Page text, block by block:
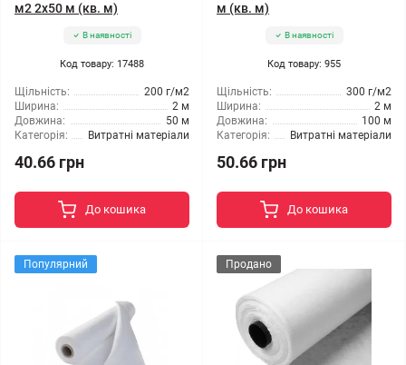
м2 2x50 м (кв. м)
В наявності
Код товару: 17488
Щільність:
200 г/м2
Ширина:
2 м
Довжина:
50 м
Категорія:
Витратні матеріали
40.66 грн
До кошика
м (кв. м)
В наявності
Код товару: 955
Щільність:
300 г/м2
Ширина:
2 м
Довжина:
100 м
Категорія:
Витратні матеріали
50.66 грн
До кошика
Популярний Продано